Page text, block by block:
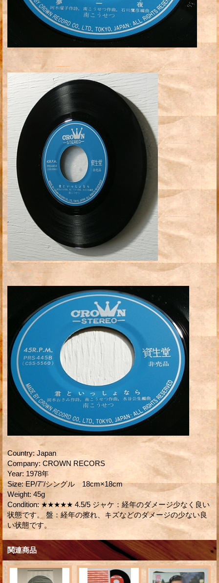
Country: Japan
Company: CROWN RECORS
Year: 1978年
Size: EP/7"/シングル 18cm×18cm
Weight: 45g
Condition: ★★★★★ 4.5/5 ジャケ：経年のダメージ少なく良い
状態です。 盤：経年の擦れ、キズなどのダメージの少ない良
い状態です。
関連商品